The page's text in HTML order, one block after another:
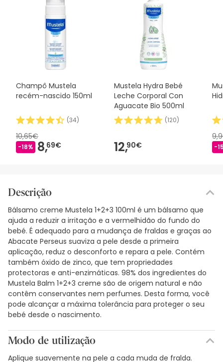
Champô Mustela
recém-nascido 150ml
(34)
10,65€
-18% 8,69€
Mustela Hydra Bebé
Leche Corporal Con
Aguacate Bio 500ml
(120)
12,90€ -
Descrição
Bálsamo creme Mustela 1+2+3 100ml é um bálsamo que
ajuda a reduzir a irritação e a vermelhidão do fundo do
bebé. É adequado para a mudança de fraldas e graças ao
Abacate Perseus suaviza a pele desde a primeira
aplicação, reduz o desconforto e repara a pele. Contém
também óxido de zinco, que tem propriedades
protectoras e anti-enzimáticas. 98% dos ingredientes do
Mustela Balm 1+2+3 creme são de origem natural e não
contêm conservantes nem perfumes. Desta forma, você
pode alcançar a máxima tolerância para proteger o seu
bebé desde o nascimento.
Modo de utilização
Aplique suavemente na pele a cada muda de fralda.